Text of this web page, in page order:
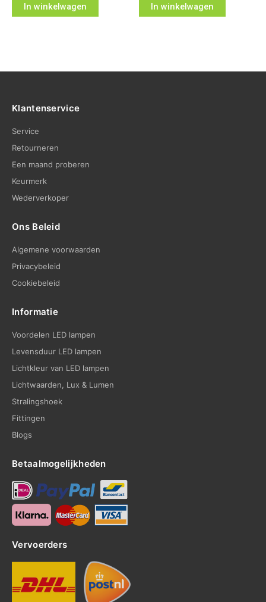
In winkelwagen In winkelwagen
Klantenservice
Service
Retourneren
Een maand proberen
Keurmerk
Wederverkoper
Ons Beleid
Algemene voorwaarden
Privacybeleid
Cookiebeleid
Informatie
Voordelen LED lampen
Levensduur LED lampen
Lichtkleur van LED lampen
Lichtwaarden, Lux & Lumen
Stralingshoek
Fittingen
Blogs
Betaalmogelijkheden
Vervoerders